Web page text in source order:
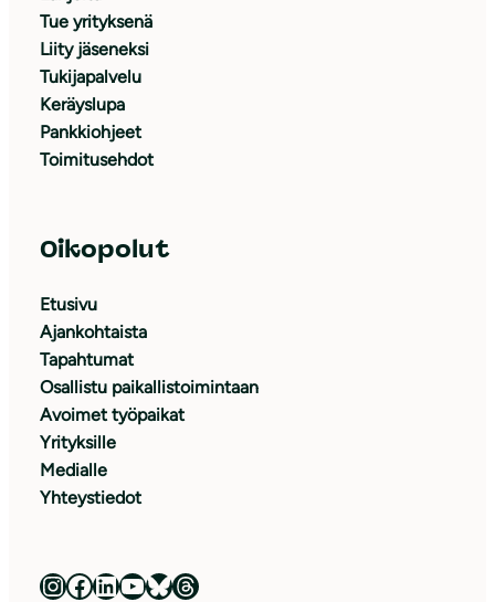
Tue yrityksenä
Liity jäseneksi
Tukijapalvelu
Keräyslupa
Pankkiohjeet
Toimitusehdot
Oikopolut
Etusivu
Ajankohtaista
Tapahtumat
Osallistu paikallistoimintaan
Avoimet työpaikat
Yrityksille
Medialle
Yhteystiedot
Luonnonsuojeluliitto Instagramissa Luonnonsuojeluliitto Facebookissa Luonnonsuojeluliitto LinkedInissä Luonnonsuojeluliiton YouTube-kanava Luonnonsuojeluliitto Blueskyssa Luonnonsuojeluliitto Threadsissa